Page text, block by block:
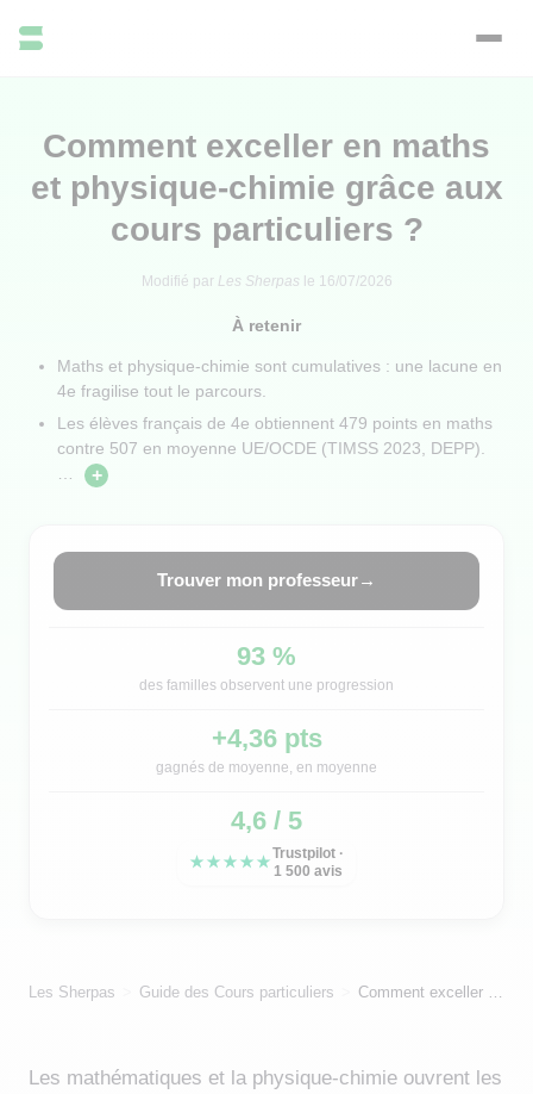
Comment exceller en maths
et physique-chimie grâce aux
cours particuliers ?
Modifié par Les Sherpas le 16/07/2026
À retenir
Maths et physique-chimie sont cumulatives : une lacune en
4e fragilise tout le parcours.
Les élèves français de 4e obtiennent 479 points en maths
contre 507 en moyenne UE/OCDE (TIMSS 2023, DEPP).
…
+
93 %
des familles observent une progression
+4,36 pts
gagnés de moyenne, en moyenne
4,6 / 5
★★★★★
Trustpilot ·
1 500 avis
Trouver mon professeur→
Les Sherpas Guide des Cours particuliers Comment exceller en maths et physique-chimie grâce aux cours particuliers ?
Les mathématiques et la physique-chimie ouvrent les